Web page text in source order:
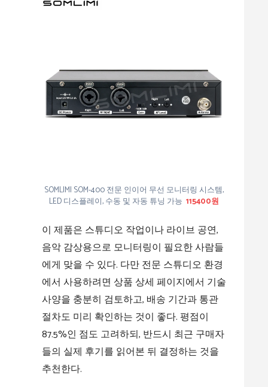
SOMLIMI SOM-400 전문 인이어 무선 모니터링 시스템,
LED 디스플레이, 수동 및 자동 튜닝 가능 115400원
이 제품은 스튜디오 작업이나 라이브 공연,
음악 감상용으로 모니터링이 필요한 사람들
에게 맞을 수 있다. 다만 전문 스튜디오 환경
에서 사용하려면 상품 상세 페이지에서 기술
사양을 충분히 검토하고, 배송 기간과 통관
절차도 미리 확인하는 것이 좋다. 평점이
87.5%인 점도 고려하되, 반드시 최근 구매자
들의 실제 후기를 읽어본 뒤 결정하는 것을
추천한다.